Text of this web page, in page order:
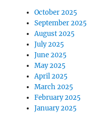
October 2025
September 2025
August 2025
July 2025
June 2025
May 2025
April 2025
March 2025
February 2025
January 2025